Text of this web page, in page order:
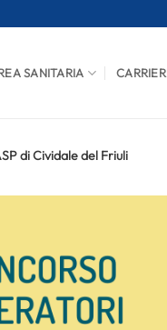
SANITARIA
di Cividale del Friuli